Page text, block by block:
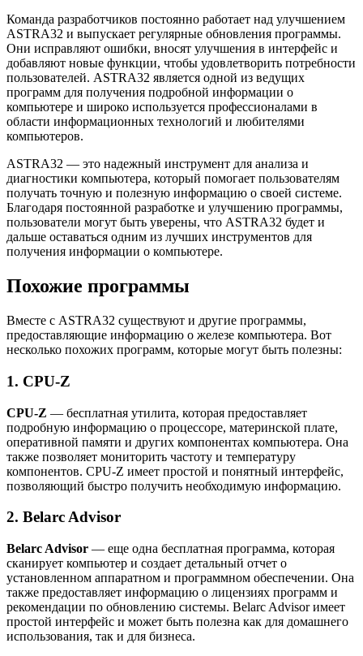
Команда разработчиков постоянно работает над улучшением
ASTRA32 и выпускает регулярные обновления программы.
Они исправляют ошибки, вносят улучшения в интерфейс и
добавляют новые функции, чтобы удовлетворить потребности
пользователей. ASTRA32 является одной из ведущих
программ для получения подробной информации о
компьютере и широко используется профессионалами в
области информационных технологий и любителями
компьютеров.
ASTRA32 — это надежный инструмент для анализа и
диагностики компьютера, который помогает пользователям
получать точную и полезную информацию о своей системе.
Благодаря постоянной разработке и улучшению программы,
пользователи могут быть уверены, что ASTRA32 будет и
дальше оставаться одним из лучших инструментов для
получения информации о компьютере.
Похожие программы
Вместе с ASTRA32 существуют и другие программы,
предоставляющие информацию о железе компьютера. Вот
несколько похожих программ, которые могут быть полезны:
1. CPU-Z
CPU-Z — бесплатная утилита, которая предоставляет
подробную информацию о процессоре, материнской плате,
оперативной памяти и других компонентах компьютера. Она
также позволяет мониторить частоту и температуру
компонентов. CPU-Z имеет простой и понятный интерфейс,
позволяющий быстро получить необходимую информацию.
2. Belarc Advisor
Belarc Advisor — еще одна бесплатная программа, которая
сканирует компьютер и создает детальный отчет о
установленном аппаратном и программном обеспечении. Она
также предоставляет информацию о лицензиях программ и
рекомендации по обновлению системы. Belarc Advisor имеет
простой интерфейс и может быть полезна как для домашнего
использования, так и для бизнеса.